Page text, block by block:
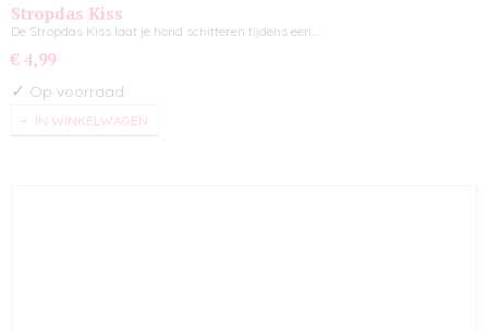
Stropdas Kiss
De Stropdas Kiss laat je hond schitteren tijdens een…
€ 4,99
✓ Op voorraad
IN WINKELWAGEN